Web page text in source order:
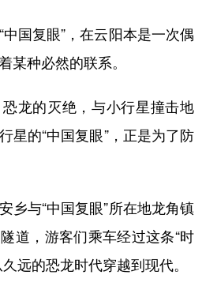
国复眼”，在云阳本是一次偶
某种必然的联系。
龙的灭绝，与小行星撞击地
星的“中国复眼”，正是为了防
与“中国复眼”所在地龙角镇
道，游客们乘车经过这条“时
远的恐龙时代穿越到现代。